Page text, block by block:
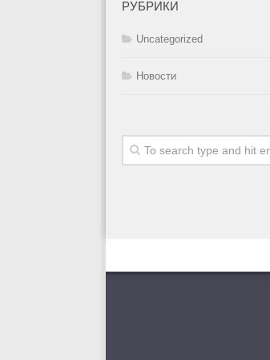
РУБРИКИ
Uncategorized
Новости